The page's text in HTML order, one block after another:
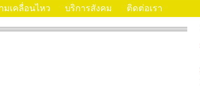
มเคลื่อนไหว บริการสังคม
ติดต่อเรา